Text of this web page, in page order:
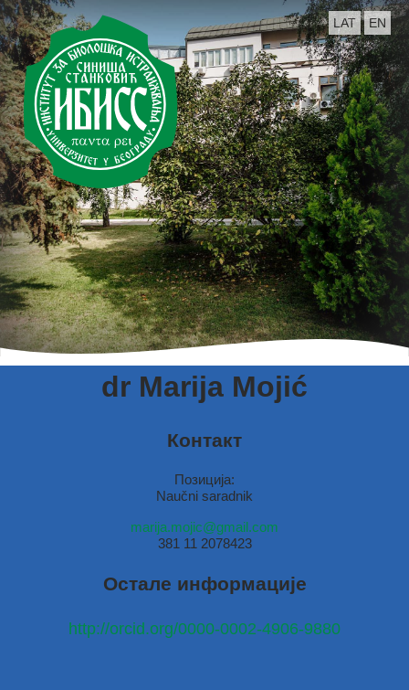
LAT EN
dr Marija Mojić
Контакт
Позиција:
Naučni saradnik
marija.mojic@gmail.com
381 11 2078423
Остале информације
http://orcid.org/0000-0002-4906-9880